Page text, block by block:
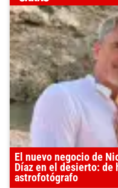
El nuevo negocio de
Díaz en el desierto: de
astrofotógrafo